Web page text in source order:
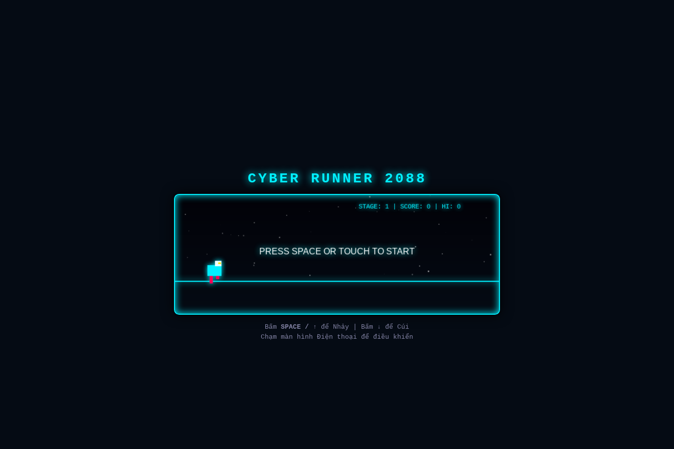
CYBER RUNNER 2088
Bấm SPACE / ↑ để Nhảy | Bấm ↓
để Cúi
Chạm màn hình Điện thoại để điều khiển